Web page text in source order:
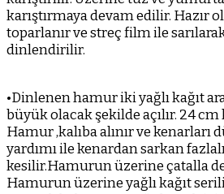
karıştırmaya devam edilir. Hazır
toparlanır ve streç film ile
dinlendirilir.
•Dinlenen hamur iki yağlı kağıt
büyük olacak şekilde açılır. 24 cm
Hamur ,kalıba alınır ve kenarları
yardımı ile kenardan sarkan
kesilir.Hamurun üzerine çatalla
Hamurun üzerine yağlı kağıt